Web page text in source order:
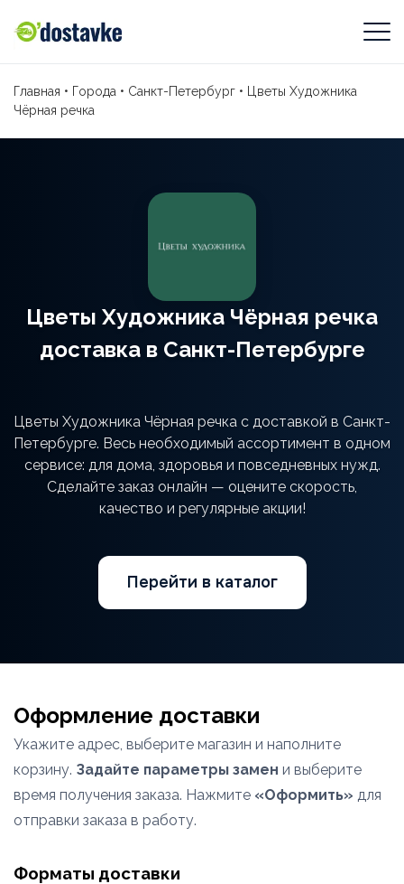
Главная • Города • Санкт-Петербург •
Цветы Художника
Чёрная речка
Цветы Художника Чёрная речка
доставка в Санкт-Петербурге
Цветы Художника Чёрная речка с доставкой в Санкт-
Петербурге. Весь необходимый ассортимент в одном
сервисе: для дома, здоровья и повседневных нужд.
Сделайте заказ онлайн — оцените скорость,
качество и регулярные акции!
Перейти в каталог
Оформление доставки
Укажите адрес, выберите магазин и наполните
корзину. Задайте параметры замен и выберите
время получения заказа. Нажмите «Оформить» для
отправки заказа в работу.
Форматы доставки